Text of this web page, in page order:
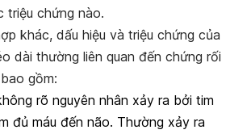
triệu chứng nào.
khác, dấu hiệu và triệu chứng của
dài thường liên quan đến chứng rối
gồm:
rõ nguyên nhân xảy ra bởi tim
đủ máu đến não. Thường xảy ra